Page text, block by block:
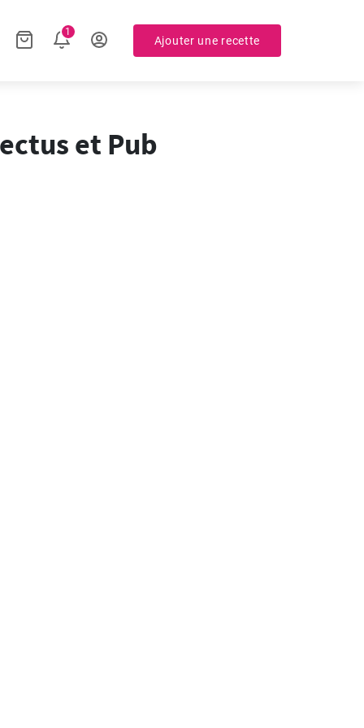
1
Ajouter une recette
et Pub